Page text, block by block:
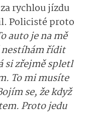
rychlou jízdu
Policisté proto
auto je na mě
nestíhám řídit
si zřejmě spletl
To mi musíte
se, že když
Proto jedu